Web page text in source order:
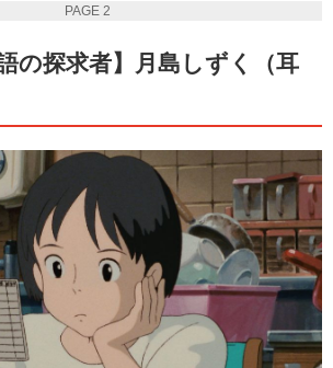
PAGE 2
の探求者】月島しずく（耳